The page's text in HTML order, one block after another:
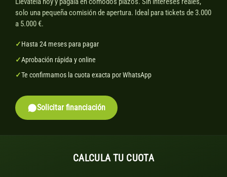
solo una pequeña comisión de apertura. Ideal para tickets de 3.000
a 5.000 €.
✓Hasta 24 meses para pagar
✓Aprobación rápida y online
✓Te confirmamos la cuota exacta por WhatsApp
Solicitar financiación
CALCULA TU CUOTA